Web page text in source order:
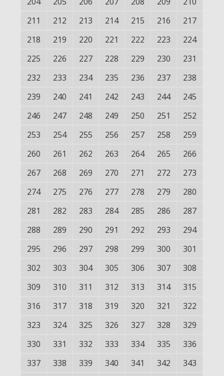
211
212 213 214 215 216
217
218
219 220 221 222 223
224
225
226 227 228 229 230
231
232
233 234 235 236 237
238
239
240 241 242 243 244
245
246
247 248 249 250 251
252
253
254 255 256 257 258
259
260
261 262 263 264 265
266
267
268 269 270 271 272
273
274
275 276 277 278 279
280
281
282 283 284 285 286
287
288
289 290 291 292 293
294
295
296 297 298 299 300
301
302
303 304 305 306 307
308
309
310 311 312 313 314
315
316
317 318 319 320 321
322
323
324 325 326 327 328
329
330
331 332 333 334 335
336
337
338 339 340 341 342
343